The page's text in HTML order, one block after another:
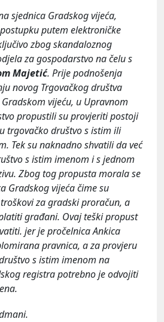
sjednica Gradskog vijeća,
putem elektroničke
zbog skandaloznog
za gospodarstvo na čelu s
Majetić. Prije podnošenja
novog Trgovačkog društva
vijeću, u Upravnom
propustili su provjeriti postoji
trgovačko društvo s istim ili
Tek su naknadno shvatili da već
s istim imenom i s jednom
Zbog tog propusta morala se
Gradskog vijeća čime su
za gradski proračun, a
građani. Ovaj teški propust
jer je pročelnica Ankica
pravnica, a za provjeru
s istim imenom na
registra potrebno je odvojiti